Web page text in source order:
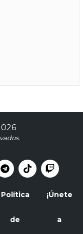
Política
de
¡Únete
a